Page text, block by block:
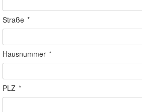
Straße *
Hausnummer *
PLZ *